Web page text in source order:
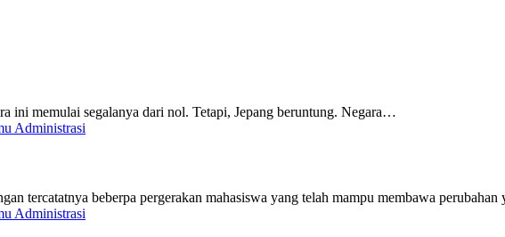
ini memulai segalanya dari nol. Tetapi, Jepang beruntung. Negara…
tercatatnya beberpa pergerakan mahasiswa yang telah mampu membawa